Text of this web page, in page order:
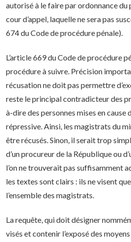
autorisé à le faire par ordonnance
cour d’appel, laquelle ne sera pas
674 du Code de procédure pénale).
L’article 669 du Code de procédure
procédure à suivre. Précision
récusation ne doit pas permettre
reste le principal contradicteur des
à-dire des personnes mises en
répressive. Ainsi, les magistrats du
être récusés. Sinon, il serait trop
d’un procureur de la République ou
l’on ne trouverait pas suffisamment
les textes sont clairs : ils ne visent
l’ensemble des magistrats.
La requête, qui doit désigner
visés et contenir l’exposé des